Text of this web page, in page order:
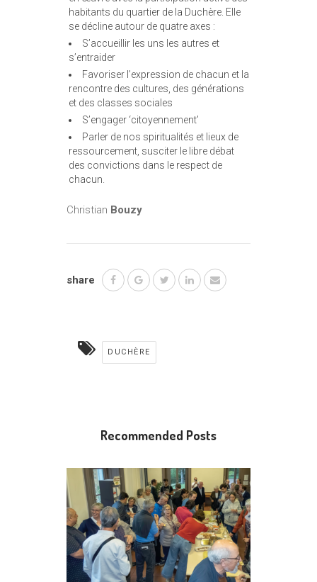
habitants du quartier de la Duchère. Elle
se décline autour de quatre axes :
S’accueillir les uns les autres et
s’entraider
Favoriser l’expression de chacun et la
rencontre des cultures, des générations
et des classes sociales
S’engager ‘citoyennement’
Parler de nos spiritualités et lieux de
ressourcement, susciter le libre débat
des convictions dans le respect de
chacun.
Christian Bouzy
share
DUCHÈRE
Recommended Posts